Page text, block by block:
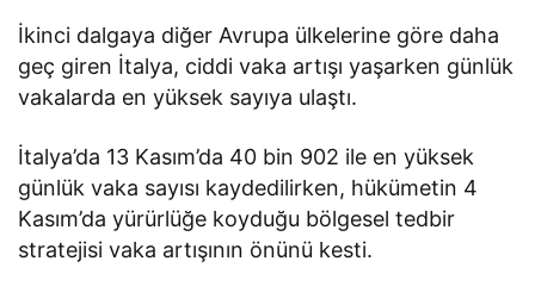
İkinci dalgaya diğer Avrupa ülkelerine göre daha
geç giren İtalya, ciddi vaka artışı yaşarken günlük
vakalarda en yüksek sayıya ulaştı.
İtalya’da 13 Kasım’da 40 bin 902 ile en yüksek
günlük vaka sayısı kaydedilirken, hükümetin 4
Kasım’da yürürlüğe koyduğu bölgesel tedbir
stratejisi vaka artışının önünü kesti.